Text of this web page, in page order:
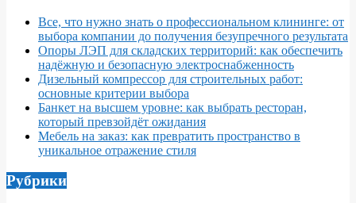
Все, что нужно знать о профессиональном клининге: от
выбора компании до получения безупречного результата
Опоры ЛЭП для складских территорий: как обеспечить
надёжную и безопасную электроснабженность
Дизельный компрессор для строительных работ:
основные критерии выбора
Банкет на высшем уровне: как выбрать ресторан,
который превзойдёт ожидания
Мебель на заказ: как превратить пространство в
уникальное отражение стиля
Рубрики